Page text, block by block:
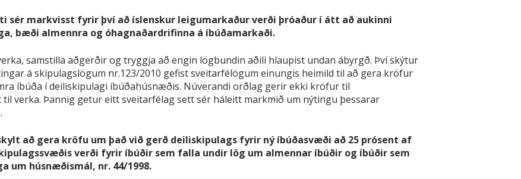
sér markvisst fyrir því að íslenskur leigumarkaður verði þróaður í átt að aukinni
bæði almennra og óhagnaðardrifinna á íbúðamarkaði.
samstilla aðgerðir og tryggja að engin lögbundin aðili hlaupist undan ábyrgð. Því skýtur
á skipulagslögum nr.123/2010 gefist sveitarfélögum einungis heimild til að gera kröfur
íbúða í deiliskipulagi íbúðahúsnæðis. Núverandi orðlag gerir ekki kröfur til
verka. Þannig getur eitt sveitarfélag sett sér háleitt markmið um nýtingu þessarar
að gera kröfu um það við gerð deiliskipulags fyrir ný íbúðasvæði að 25 prósent af
verði fyrir íbúðir sem falla undir lög um almennar íbúðir og íbúðir sem
um húsnæðismál, nr. 44/1998.